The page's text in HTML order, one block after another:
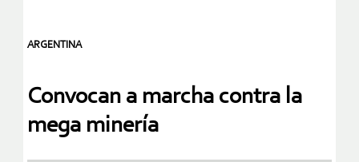
ARGENTINA
Convocan a marcha contra la
mega minería